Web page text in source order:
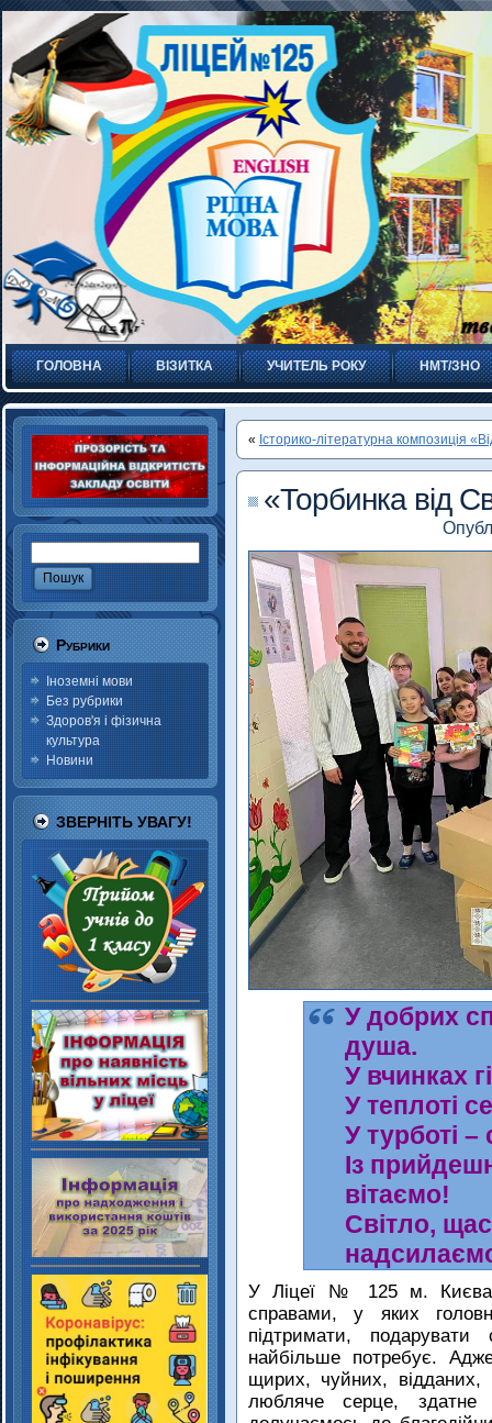
ГОЛОВНА ВІЗИТКА УЧИТЕЛЬ РОКУ НМТ/ЗНО
Рубрики
Іноземні мови
Без рубрики
Здоров'я і фізична
культура
Новини
ЗВЕРНІТЬ УВАГУ!
« Історико-літературна композиція
«Торбинка від
У добрих
душа.
У вчинках
У теплоті
У турботі –
Із
вітаємо!
Світло,
У Ліцеї № 125 м. Києва
справами, у яких
підтримати,
найбільше потребує.
щирих, чуйних,
любляче серце, здатне